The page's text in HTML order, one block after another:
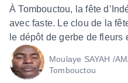
À Tombouctou, la fête
avec faste. Le clou de la
le dépôt de gerbe de
Moulaye SAYAH /
Tombouctou